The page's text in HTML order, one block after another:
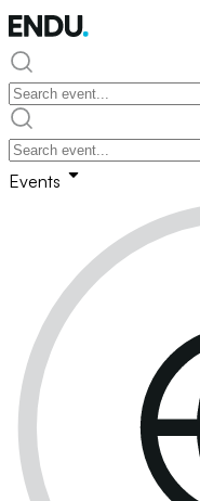
Events